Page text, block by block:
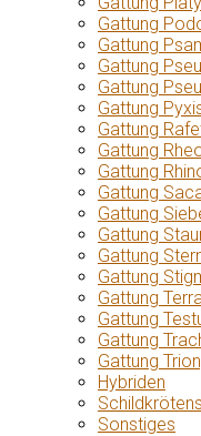
Gattung
Gattung
Gattung
Gattung
Gattung
Gattung
Gattung
Gattung
Gattung
Gattung
Gattung
Gattung
Gattung
Gattung
Gattung
Gattung
Gattung
Hybriden
Sonstiges